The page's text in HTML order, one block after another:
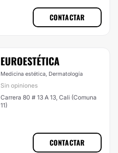
CONTACTAR
EUROESTÉTICA
Medicina estética, Dermatología
Sin opiniones
Carrera 80 # 13 A 13, Cali (Comuna
11)
CONTACTAR